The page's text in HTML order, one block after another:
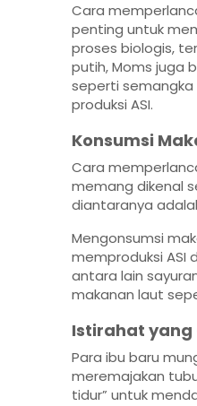
Cara
penting untuk
proses biologis,
putih, Moms juga
seperti semangka
produksi ASI.
Konsumsi
Cara
memang dikenal
diantaranya
Mengonsumsi
memproduksi ASI
antara lain
makanan laut
Istirahat yang
Para ibu baru
meremajakan
tidur” untuk